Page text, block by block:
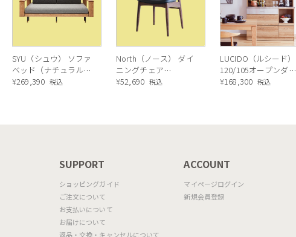
SYU（シュウ） ソファ
ベッド（ナチュラル）
190cm
¥269,390 税込
North（ノース） ダイ
ニングチェア
AC02（ウォールナッ
¥52,690 税込
LUCIDO（ルシード）
120/105オープンダイ
ニングボード ナチュ
¥168,300 税込
SUPPORT
ショッピングガイド
ご注文について
お支払いについて
お届けについて
返品・交換・キャンセルについて
ACCOUNT
マイページログイン
新規会員登録